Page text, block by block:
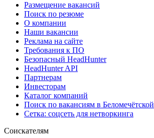
Размещение вакансий
Поиск по резюме
О компании
Наши вакансии
Реклама на сайте
Требования к ПО
Безопасный HeadHunter
HeadHunter API
Партнерам
Инвесторам
Каталог компаний
Поиск по вакансиям в Беломечётской
Сетка: соцсеть для нетворкинга
Соискателям